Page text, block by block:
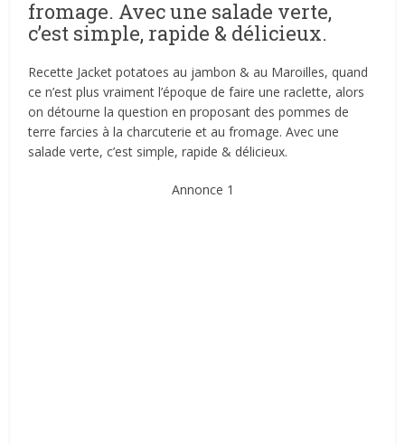
fromage. Avec une salade verte,
c’est simple, rapide & délicieux.
Recette Jacket potatoes au jambon & au Maroilles, quand
ce n’est plus vraiment l’époque de faire une raclette, alors
on détourne la question en proposant des pommes de
terre farcies à la charcuterie et au fromage. Avec une
salade verte, c’est simple, rapide & délicieux.
Annonce 1